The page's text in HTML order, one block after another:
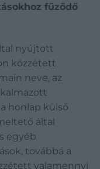
fűződő
nyújtott
közzétett
neve, az
honlap külső
által
egyéb
továbbá a
valamennyi